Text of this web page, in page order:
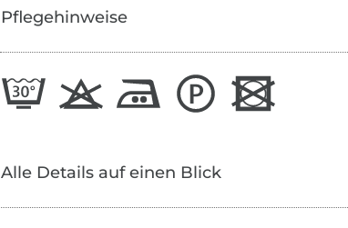
Pflegehinweise
Alle Details auf einen Blick